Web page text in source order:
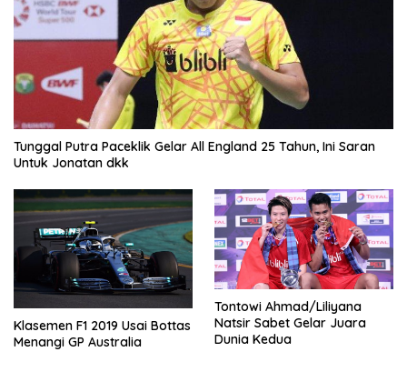
Tunggal Putra Paceklik Gelar All England 25 Tahun, Ini Saran
Untuk Jonatan dkk
Klasemen F1 2019 Usai Bottas
Menangi GP Australia
Tontowi Ahmad/Liliyana
Natsir Sabet Gelar Juara
Dunia Kedua